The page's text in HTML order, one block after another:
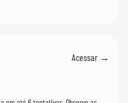
Acessar →